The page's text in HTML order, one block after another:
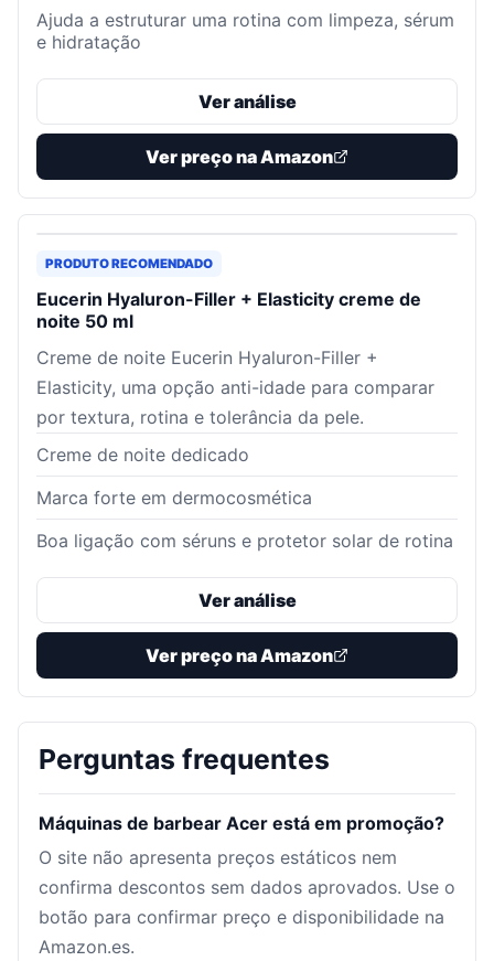
Ajuda a estruturar uma rotina com limpeza, sérum
e hidratação
Ver análise
Ver preço na Amazon
PRODUTO RECOMENDADO
Eucerin Hyaluron-Filler + Elasticity creme de
noite 50 ml
Creme de noite Eucerin Hyaluron-Filler +
Elasticity, uma opção anti-idade para comparar
por textura, rotina e tolerância da pele.
Creme de noite dedicado
Marca forte em dermocosmética
Boa ligação com séruns e protetor solar de rotina
Ver análise
Ver preço na Amazon
Perguntas frequentes
Máquinas de barbear Acer está em promoção?
O site não apresenta preços estáticos nem
confirma descontos sem dados aprovados. Use o
botão para confirmar preço e disponibilidade na
Amazon.es.